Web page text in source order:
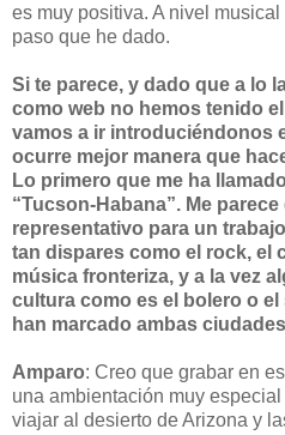
es muy positiva. A nivel
paso que he dado.
Si te parece, y dado que a lo
como web no hemos tenido
vamos a ir introduciéndonos
ocurre mejor manera que
Lo primero que me ha
“Tucson-Habana”. Me
representativo para un
tan dispares como el rock, el
música fronteriza, y a la vez
cultura como es el bolero o
han marcado ambas
Amparo: Creo que grabar en
una ambientación muy
viajar al desierto de Arizona y